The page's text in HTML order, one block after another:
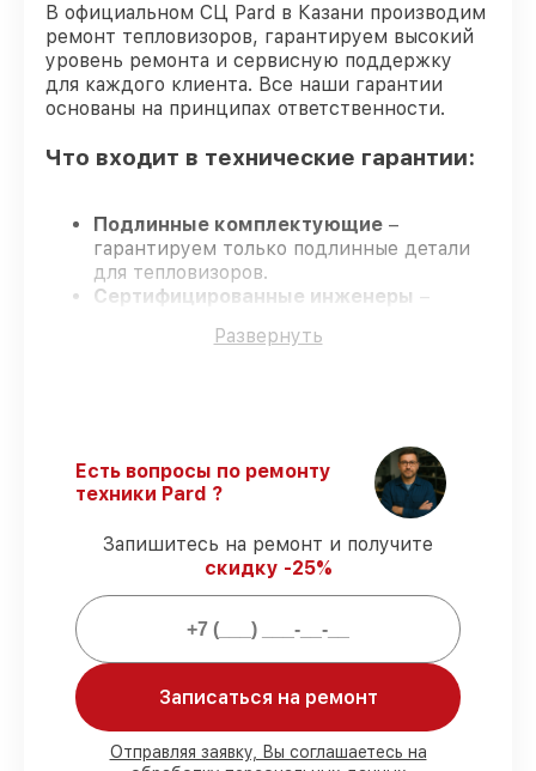
В официальном СЦ Pard в Казани производим
ремонт тепловизоров, гарантируем высокий
уровень ремонта и сервисную поддержку
для каждого клиента. Все наши гарантии
основаны на принципах ответственности.
Что входит в технические гарантии:
Подлинные комплектующие –
гарантируем только подлинные детали
для тепловизоров.
Сертифицированные инженеры –
аттестацией.
восстановление с полным гарантийным
сопровождением.
Что мы гарантируем при
восстановлении тепловизоров:
80%
работ выполняем в присутствии
комплектующих хранятся на
складе, остальное доставляем быстро
Фирменные детали и качественные
Развернуть
Есть вопросы по ремонту
техники Pard ?
Запишитесь на ремонт и получите
скидку -25%
Записаться на ремонт
Отправляя заявку, Вы соглашаетесь на